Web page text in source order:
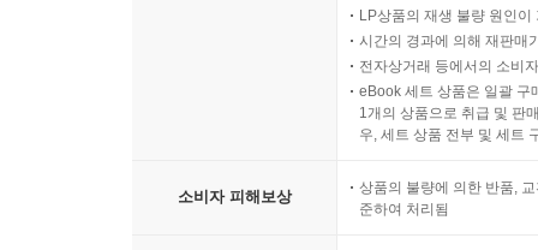
LP상품의 재생 불량 원인
시간의 경과에 의해 재판매
전자상거래 등에서의 소비
eBook 세트 상품은 일괄 구
1개의 상품으로 취급 및 판
우, 세트 상품 전부 및 세트
소비자 피해보상
상품의 불량에 의한 반품,
준하여 처리됨